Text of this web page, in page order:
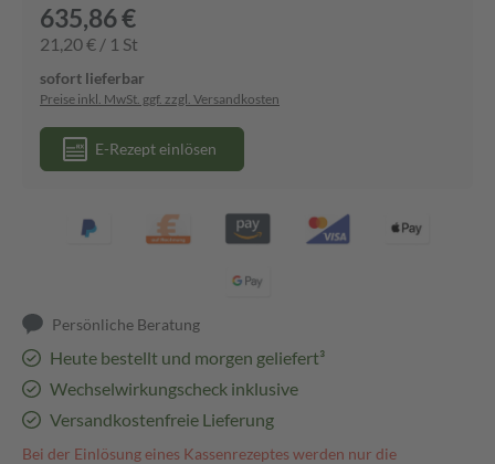
635,86 €
21,20 € / 1 St
sofort lieferbar
Preise inkl. MwSt. ggf. zzgl. Versandkosten
E-Rezept einlösen
Persönliche Beratung
Heute bestellt und morgen geliefert³
Wechselwirkungscheck inklusive
Versandkostenfreie Lieferung
Bei der Einlösung eines Kassenrezeptes werden nur die